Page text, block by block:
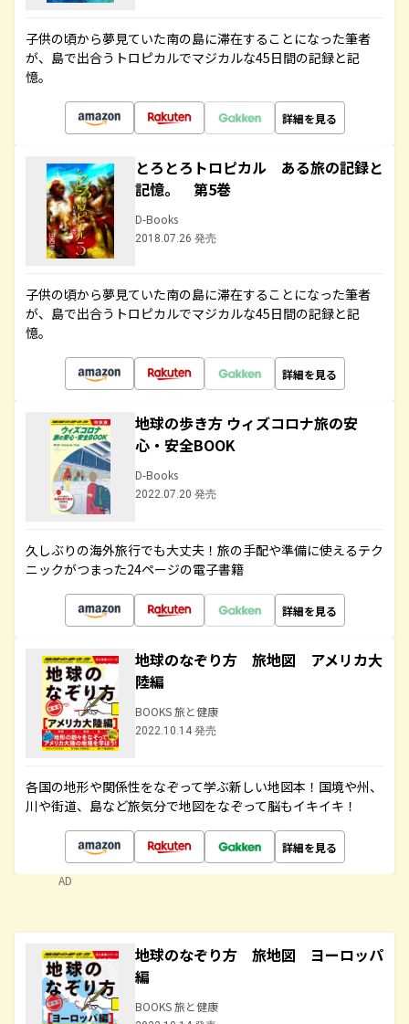
子供の頃から夢見ていた南の島に滞在することになった筆者
が、島で出合うトロピカルでマジカルな45日間の記録と記
憶。
詳細を見る
とろとろトロピカル ある旅の記録と
記憶。 第5巻
D-Books
2018.07.26 発売
子供の頃から夢見ていた南の島に滞在することになった筆者
が、島で出合うトロピカルでマジカルな45日間の記録と記
憶。
詳細を見る
地球の歩き方 ウィズコロナ旅の安
心・安全BOOK
D-Books
2022.07.20 発売
久しぶりの海外旅行でも大丈夫！旅の手配や準備に使えるテク
ニックがつまった24ページの電子書籍
詳細を見る
地球のなぞり方 旅地図 アメリカ大
陸編
BOOKS 旅と健康
2022.10.14 発売
各国の地形や関係性をなぞって学ぶ新しい地図本！国境や州、
川や街道、島など旅気分で地図をなぞって脳もイキイキ！
詳細を見る
AD
地球のなぞり方 旅地図 ヨーロッパ
編
BOOKS 旅と健康